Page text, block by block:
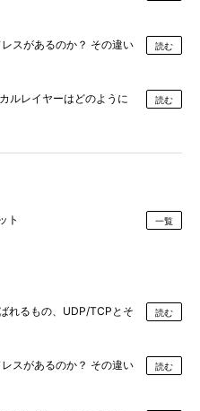
スがあるのか？ その違い
読む
ルレイヤーはどのように
読む
ト 一覧
れるもの、UDP/TCPとそ
読む
スがあるのか？ その違い
読む